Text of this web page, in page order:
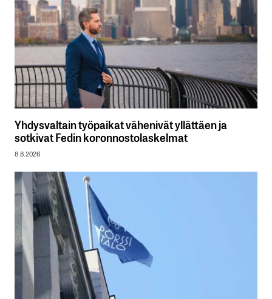
Yhdysvaltain työpaikat vähenivät yllättäen ja
sotkivat Fedin koronnostolaskelmat
8.8.2026